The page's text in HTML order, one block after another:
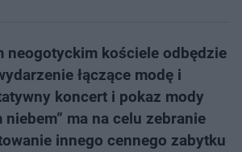
neogotyckim kościele odbędzie
łączące modę i
koncert i pokaz mody
niebem” ma na celu zebranie
innego cennego zabytku